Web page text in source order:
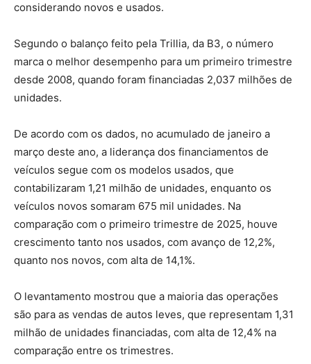
considerando novos e usados.
Segundo o balanço feito pela Trillia, da B3, o número
marca o melhor desempenho para um primeiro trimestre
desde 2008, quando foram financiadas 2,037 milhões de
unidades.
De acordo com os dados, no acumulado de janeiro a
março deste ano, a liderança dos financiamentos de
veículos segue com os modelos usados, que
contabilizaram 1,21 milhão de unidades, enquanto os
veículos novos somaram 675 mil unidades. Na
comparação com o primeiro trimestre de 2025, houve
crescimento tanto nos usados, com avanço de 12,2%,
quanto nos novos, com alta de 14,1%.
O levantamento mostrou que a maioria das operações
são para as vendas de autos leves, que representam 1,31
milhão de unidades financiadas, com alta de 12,4% na
comparação entre os trimestres.